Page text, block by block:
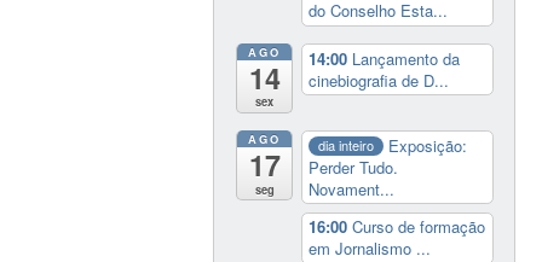
do Conselho Esta...
AGO
14
sex
14:00 Lançamento da
cinebiografia de D...
AGO
17
seg
dia inteiro
Exposição:
Perder Tudo.
Novament...
16:00Curso de formação
em Jornalismo ...